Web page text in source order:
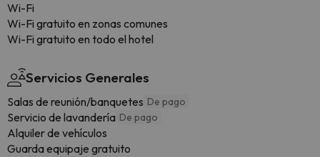
Wi-Fi
Wi-Fi gratuito en zonas comunes
Wi-Fi gratuito en todo el hotel
Servicios Generales
Salas de reunión/banquetes De pago
Servicio de lavandería De pago
Alquiler de vehículos
Guarda equipaje gratuito